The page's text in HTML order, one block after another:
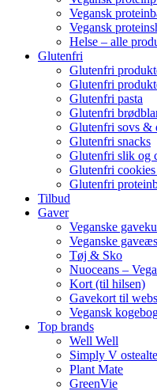
Vegansk
Vegansk
Helse – alle
Glutenfri
Glutenfri
Glutenfri
Glutenfri pasta
Glutenfri
Glutenfri sovs &
Glutenfri snacks
Glutenfri slik og
Glutenfri
Glutenfri
Tilbud
Gaver
Veganske
Veganske
Tøj & Sko
Nuoceans –
Kort (til hilsen)
Gavekort til
Vegansk
Top brands
Well Well
Simply V
Plant Mate
GreenVie